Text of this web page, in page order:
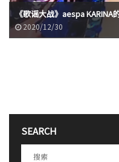
《歌谣大战》aespa KARINA
2020/12/30
SEARCH